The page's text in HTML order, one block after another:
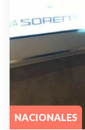
NACIONALES